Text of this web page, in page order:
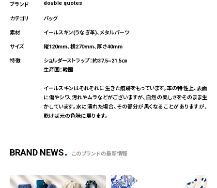
double quotes
バッグ
イールスキン(うなぎ革)、メタルパーツ
縦120mm、横270mm、厚さ40mm
ショルダーストラップ：約37.5~21.5㎝
生産国：韓国
イールスキンはそれぞれに生きた痕跡をもっています。革の特性上、表面
に傷やシワ、汚れやムラなどがございますが、自然の美しさをそのまま生
かしています。水に濡れた場合、その部分が黒くなることがありますが、
乾けば元の色味に戻ります。
BRAND NEWS このブランドの最新情報